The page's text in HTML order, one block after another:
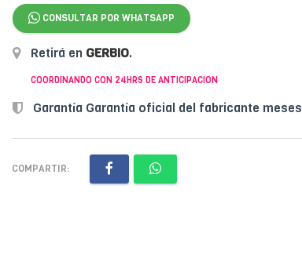
CONSULTAR POR WHATSAPP
Retirá en GERBIO.
COORDINANDO CON 24HRS DE ANTICIPACION
Garantía Garantía oficial del fabricante meses
COMPARTIR: